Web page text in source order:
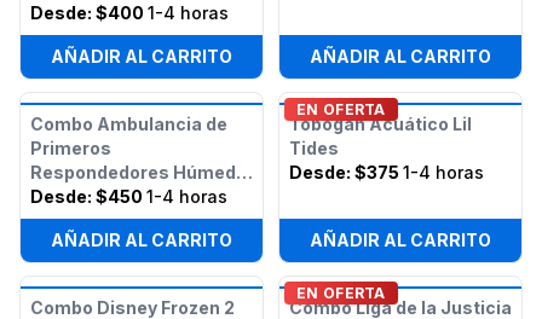
Desde: $400 1-4 horas
AÑADIR AL CARRITO AÑADIR AL CARRITO
Combo Ambulancia de
Primeros
Respondedores Húmedo
y Seco
Desde: $450 1-4 horas
AÑADIR AL CARRITO
EN OFERTA
Tobogán Acuático Lil
Tides
Desde: $375 1-4 horas
AÑADIR AL CARRITO
Combo Disney Frozen 2
EN OFERTA
Combo Liga de la Justicia